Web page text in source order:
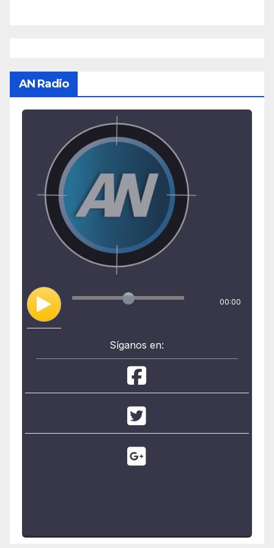
AN Radio
00:00
Síganos en: